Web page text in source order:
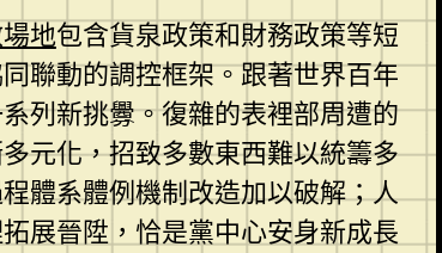
地包含貨泉政策和財務政策等短
聯動的調控框架。跟著世界百年
列新挑釁。復雜的表裡部周遭的
元化，招致多數東西難以統籌多
體系體例機制改造加以破解；人
展晉陞，恰是黨中心安身新成長